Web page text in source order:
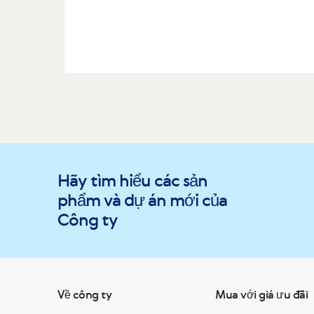
Hãy tìm hiểu các sản
phẩm và dự án mới của
Công ty
Về công ty Mua với giá ưu đãi